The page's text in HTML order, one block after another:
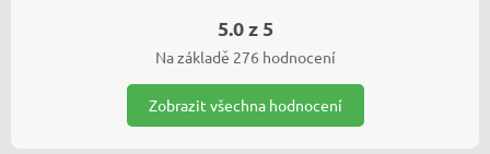
5.0 z 5
Na základě 276 hodnocení
Zobrazit všechna hodnocení